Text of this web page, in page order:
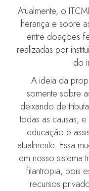
Atualmente, o
herança e sobre
entre doações
realizadas por
do
A ideia da
somente sobre
deixando de
todas as causas,
educação e
atualmente. Essa
em nosso sistema
filantropia, pois
recursos